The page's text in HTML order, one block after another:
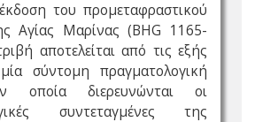
του προμεταφραστικού
Αγίας Μαρίνας (BHG 1165-
αποτελείται από τις εξής
σύντομη πραγματολογική
οποία διερευνώνται οι
συντεταγμένες της